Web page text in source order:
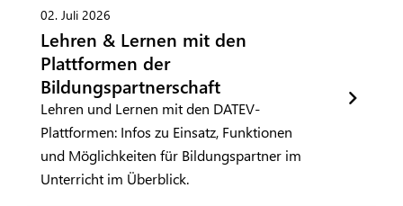
02. Juli 2026
Lehren & Lernen mit den
Plattformen der
Bildungspartnerschaft
Lehren und Lernen mit den DATEV-
Plattformen: Infos zu Einsatz, Funktionen
und Möglichkeiten für Bildungspartner im
Unterricht im Überblick.